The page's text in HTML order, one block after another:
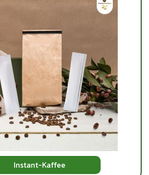
Instant-Kaffee